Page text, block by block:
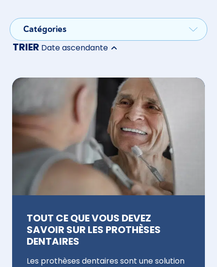
TRIER Date ascendante
TOUT CE QUE VOUS DEVEZ
SAVOIR SUR LES PROTHÈSES
DENTAIRES
Les prothèses dentaires sont une solution